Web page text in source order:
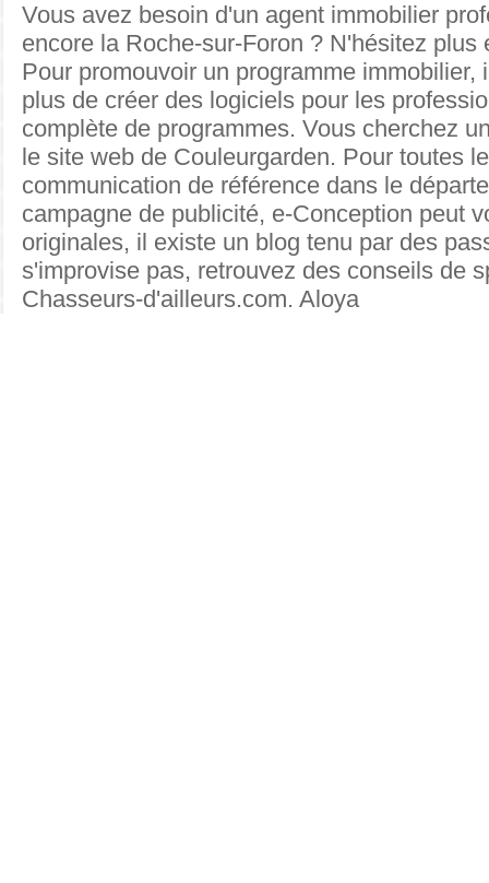
Vous avez besoin d'un agent immobilier
encore la Roche-sur-Foron ? N'hésitez
Pour promouvoir un programme immobilier,
plus de créer des logiciels pour les
complète de programmes. Vous cherchez
le site web de Couleurgarden. Pour toutes
communication de référence dans le
campagne de publicité, e-Conception peut
originales, il existe un blog tenu par des
s'improvise pas, retrouvez des conseils de
Chasseurs-d'ailleurs.com. Aloya